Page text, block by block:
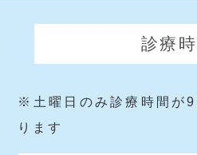
診療
※土曜日のみ診療時間が
ります